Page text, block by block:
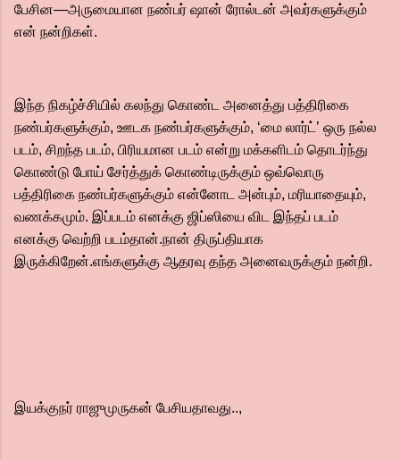
பேசின—அருமையான நண்பர் ஷான் ரோல்டன் அவர்களுக்கும்
என் நன்றிகள்.
இந்த நிகழ்ச்சியில் கலந்து கொண்ட அனைத்து பத்திரிகை
நண்பர்களுக்கும், ஊடக நண்பர்களுக்கும், ‘மை லார்ட்’ ஒரு நல்ல
படம், சிறந்த படம், பிரியமான படம் என்று மக்களிடம் தொடர்ந்து
கொண்டு போய் சேர்த்துக் கொண்டிருக்கும் ஒவ்வொரு
பத்திரிகை நண்பர்களுக்கும் என்னோட அன்பும், மரியாதையும்,
வணக்கமும். இப்படம் எனக்கு ஜிப்ஸியை விட இந்தப் படம்
எனக்கு வெற்றி படம்தான்.நான் திருப்தியாக
இருக்கிறேன்.எங்களுக்கு ஆதரவு தந்த அனைவருக்கும் நன்றி.
இயக்குநர் ராஜுமுருகன் பேசியதாவது..,